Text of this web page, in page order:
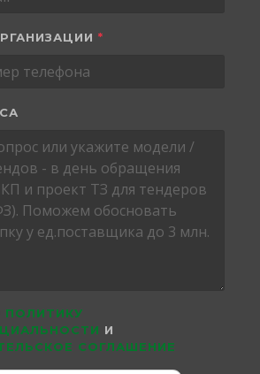
*
ПОЛИТИКУ
И
СОГЛАШЕНИЕ